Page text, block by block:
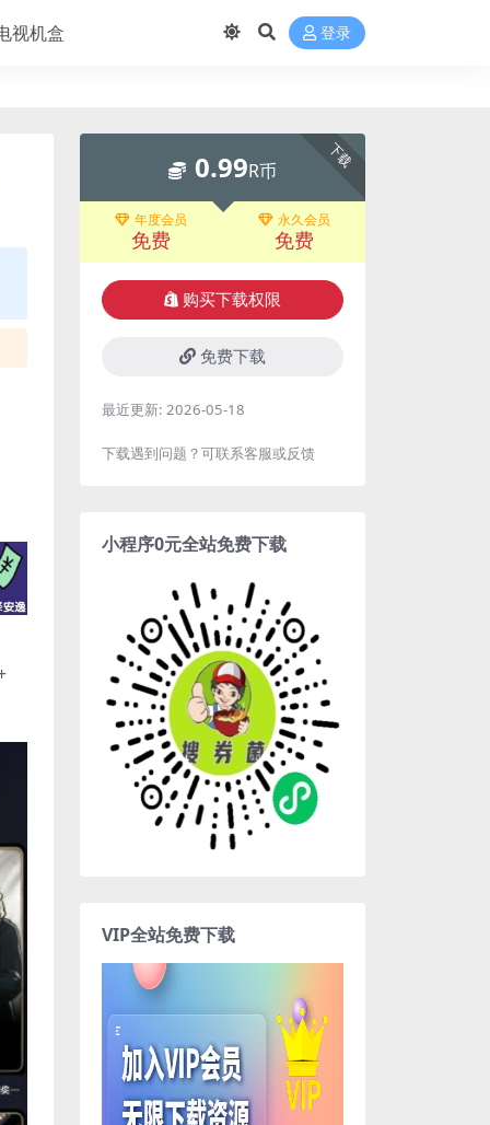
视机盒 登录
下载
0.99R币
年度会员
免费
永久会员
免费
购买下载权限
免费下载
最近更新: 2026-05-18
下载遇到问题？可联系客服或反馈
小程序0元全站免费下载
VIP全站免费下载